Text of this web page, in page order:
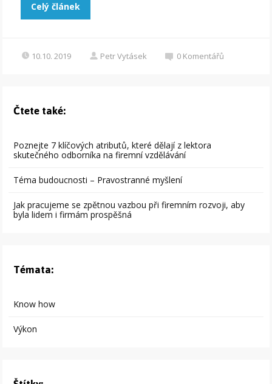
Celý článek
10.10. 2019 Petr Vytásek 0 Komentářů
Čtete také:
Poznejte 7 klíčových atributů, které dělají z lektora
skutečného odborníka na firemní vzdělávání
Téma budoucnosti – Pravostranné myšlení
Jak pracujeme se zpětnou vazbou při firemním rozvoji, aby
byla lidem i firmám prospěšná
Témata:
Know how
Výkon